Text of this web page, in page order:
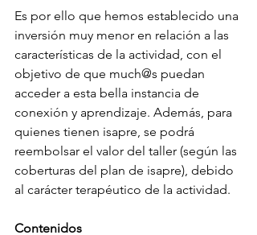
Es por ello que hemos establecido una
inversión muy menor en relación a las
características de la actividad, con el
objetivo de que much@s puedan
acceder a esta bella instancia de
conexión y aprendizaje. Además, para
quienes tienen isapre, se podrá
reembolsar el valor del taller (según las
coberturas del plan de isapre), debido
al carácter terapéutico de la actividad.
Contenidos